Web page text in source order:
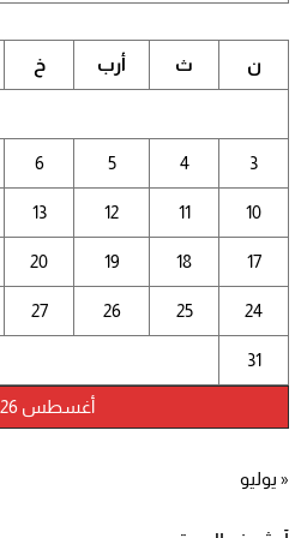
أغسطس 2026
ن ث أرب خ
3
4
5
6
10
11
12
13
17
18
19
20
24
25
26
27
31
« يوليو